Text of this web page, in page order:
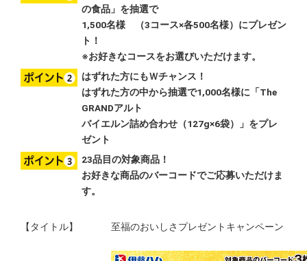
の食品」を抽選で
1,500名様 （3コース×各500名様）にプレゼン
ト！
※お好きなコースをお選びいただけます。
はずれた方にもＷチャンス！
はずれた方の中から抽選で1,000名様に「The
GRANDアルト
バイエルン詰め合わせ（127g×6袋）」をプレ
ゼント
23品目の対象商品！
お好きな商品のバーコードでご応募いただけま
す。
【タイトル】 至福のおいしさプレゼントキャンペーン